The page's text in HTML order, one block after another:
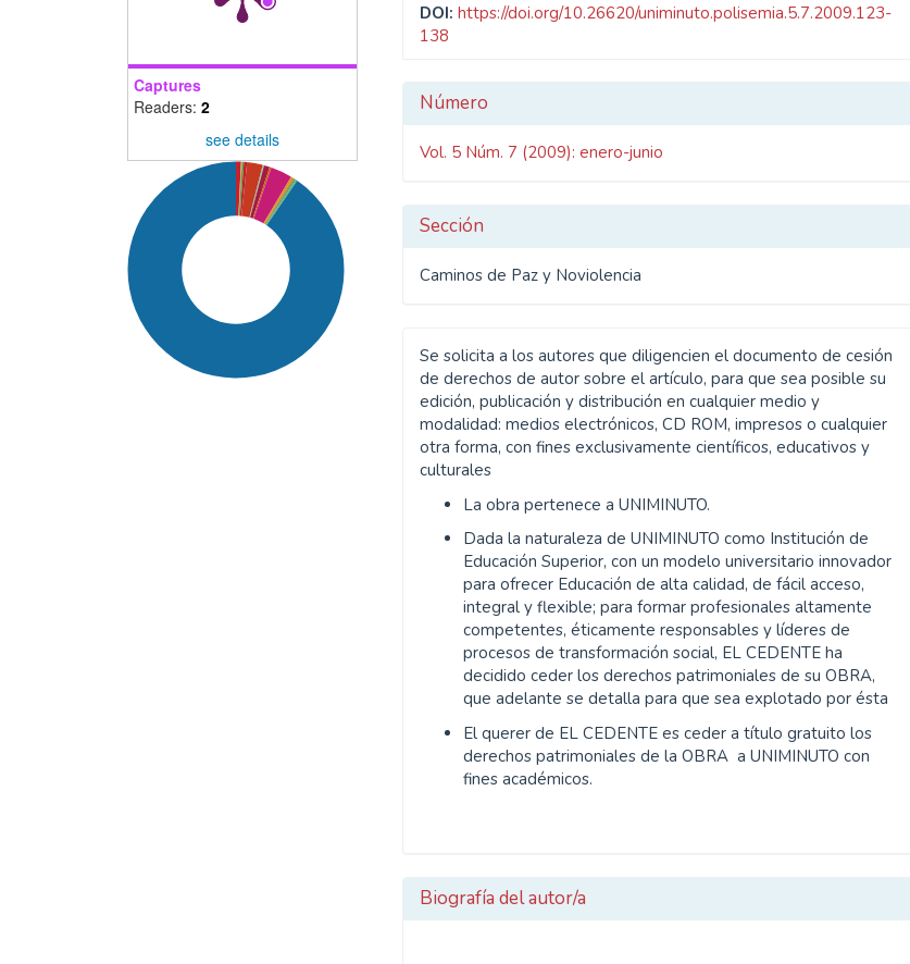
Captures
Readers: 2
see details
DOI: https://doi.org/10.26620/uniminuto.polisemia.5.7.2009.123-
138
Detalles
del
Número
Vol. 5 Núm. 7 (2009): enero-junio
Sección
Caminos de Paz y Noviolencia
Se solicita a los autores que diligencien el documento de cesión
de derechos de autor sobre el artículo, para que sea posible su
edición, publicación y distribución en cualquier medio y
modalidad: medios electrónicos, CD ROM, impresos o cualquier
otra forma, con fines exclusivamente científicos, educativos y
culturales
La obra pertenece a UNIMINUTO.
Dada la naturaleza de UNIMINUTO como Institución de
Educación Superior, con un modelo universitario innovador
para ofrecer Educación de alta calidad, de fácil acceso,
integral y flexible; para formar profesionales altamente
competentes, éticamente responsables y líderes de
procesos de transformación social, EL CEDENTE ha
decidido ceder los derechos patrimoniales de su OBRA,
que adelante se detalla para que sea explotado por ésta
El querer de EL CEDENTE es ceder a título gratuito los
derechos patrimoniales de la OBRA a UNIMINUTO con
fines académicos.
Biografía del autor/a